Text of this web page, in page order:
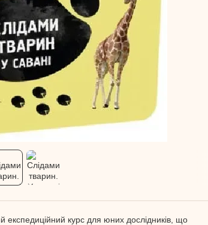
експедиційний курс для юних дослідників, що